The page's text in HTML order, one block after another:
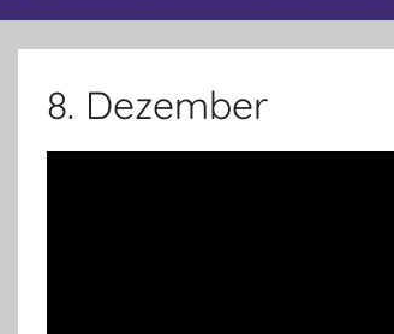
8. Dezember